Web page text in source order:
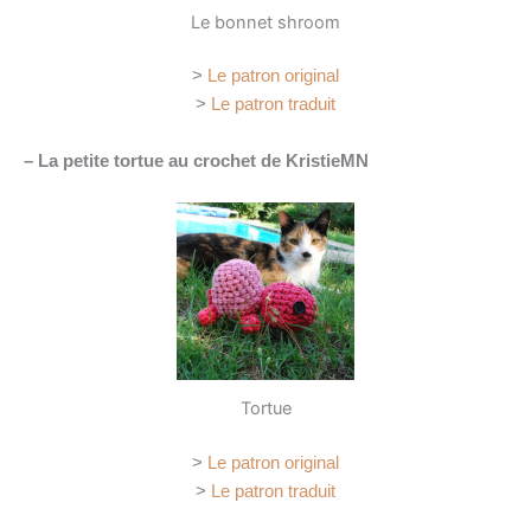
Le bonnet shroom
> Le patron original
> Le patron traduit
– La petite tortue au crochet de KristieMN
Tortue
>
Le patron original
>
Le patron traduit